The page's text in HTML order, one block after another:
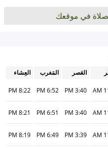
في موقعك
العَصر المَغرب
العِشاء
3:40 PM
6:52 PM
8:22 PM
3:40 PM
6:51 PM
8:21 PM
3:39 PM
6:49 PM
8:19 PM